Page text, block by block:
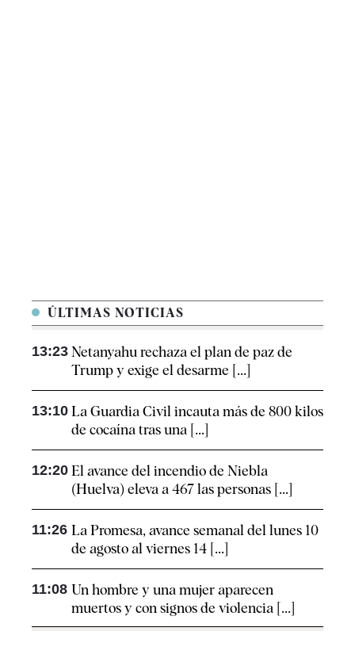
ÚLTIMAS NOTICIAS
13:23 Netanyahu rechaza el plan de paz de
Trump y exige el desarme [...]
13:10 La Guardia Civil incauta más de 800 kilos
de cocaína tras una [...]
12:20 El avance del incendio de Niebla
(Huelva) eleva a 467 las personas [...]
11:26 La Promesa, avance semanal del lunes 10
de agosto al viernes 14 [...]
11:08 Un hombre y una mujer aparecen
muertos y con signos de violencia [...]